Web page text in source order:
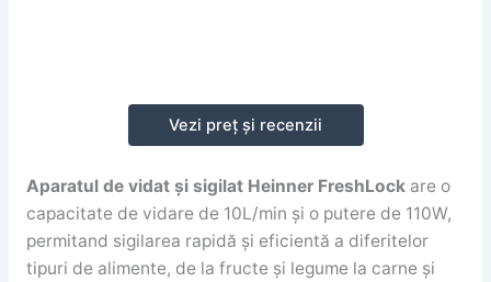
Vezi preț și recenzii
Aparatul de vidat și sigilat Heinner FreshLockare o
capacitate de vidare de 10L/min și o putere de 110W,
permitand sigilarea rapidă și eficientă a diferitelor
tipuri de alimente, de la fructe și legume la carne și